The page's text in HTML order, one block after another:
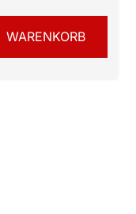
WARENKORB